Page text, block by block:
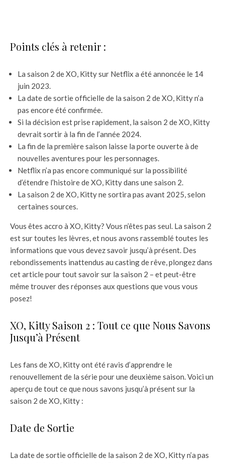
Points clés à retenir :
La saison 2 de XO, Kitty sur Netflix a été annoncée le 14
juin 2023.
La date de sortie officielle de la saison 2 de XO, Kitty n’a
pas encore été confirmée.
Si la décision est prise rapidement, la saison 2 de XO, Kitty
devrait sortir à la fin de l’année 2024.
La fin de la première saison laisse la porte ouverte à de
nouvelles aventures pour les personnages.
Netflix n’a pas encore communiqué sur la possibilité
d’étendre l’histoire de XO, Kitty dans une saison 2.
La saison 2 de XO, Kitty ne sortira pas avant 2025, selon
certaines sources.
Vous êtes accro à XO, Kitty? Vous n’êtes pas seul. La saison 2
est sur toutes les lèvres, et nous avons rassemblé toutes les
informations que vous devez savoir jusqu’à présent. Des
rebondissements inattendus au casting de rêve, plongez dans
cet article pour tout savoir sur la saison 2 – et peut-être
même trouver des réponses aux questions que vous vous
posez!
XO, Kitty Saison 2 : Tout ce que Nous Savons
Jusqu’à Présent
Les fans de XO, Kitty ont été ravis d’apprendre le
renouvellement de la série pour une deuxième saison. Voici un
aperçu de tout ce que nous savons jusqu’à présent sur la
saison 2 de XO, Kitty :
Date de Sortie
La date de sortie officielle de la saison 2 de XO, Kitty n’a pas